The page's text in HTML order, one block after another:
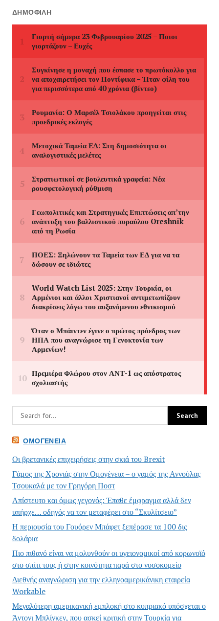
ΔΗΜΟΦΙΛΉ
ΟΜΟΓΈΝΕΙΑ
Οι βρετανικές επιχειρήσεις στην σκιά του Brexit
Γάμος της Χρονιάς στην Ομογένεια – ο γαμός της Αννούλας
Τσουκαλά με τον Γρηγόρη Ποστ
Απίστευτο και όμως γεγονός: Έπαθε έμφραγμα αλλά δεν
υπήρχε… οδηγός να τον μεταφέρει στο “Σκυλίτσειο”
Η περιουσία του Γουόρεν Μπάφετ ξεπέρασε τα 100 δις
δολάρια
Πιο πιθανό είναι να μολυνθούν οι υγειονομικοί από κορωνοϊό
στο σπίτι τους ή στην κοινότητα παρά στο νοσοκομείο
Διεθνής αναγνώριση για την ελληνοαμερικάνικη εταιρεία
Workable
Μεγαλύτερη αμερικανική εμπλοκή στο κυπριακό υπόσχεται ο
Άντονι Μπλίνκεν, που ασκεί κριτική στην Τουρκία για